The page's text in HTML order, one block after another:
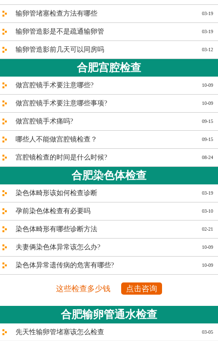
03-19
输卵管堵塞检查方法有哪些
03-19
输卵管造影是不是疏通输卵管
03-12
输卵管造影前几天可以同房吗
合肥宫腔检查
10-09
做宫腔镜手术要注意哪些?
10-09
做宫腔镜手术要注意哪些事项?
09-15
做宫腔镜手术痛吗?
09-15
哪些人不能做宫腔镜检查？
08-24
宫腔镜检查的时间是什么时候?
合肥染色体检查
03-19
染色体畸形该如何检查诊断
03-10
孕前染色体检查有必要吗
02-21
染色体畸形有哪些诊断方法
10-09
夫妻俩染色体异常该怎么办?
10-09
染色体异常遗传病的危害有哪些?
这些检查多少钱 点击咨询
合肥输卵管通水检查
03-05
先天性输卵管堵塞该怎么检查